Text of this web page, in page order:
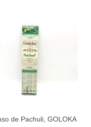
de Pachuli, GOLOKA